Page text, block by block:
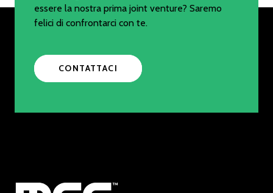
essere la nostra prima joint venture? Saremo
felici di confrontarci con te.
CONTATTACI